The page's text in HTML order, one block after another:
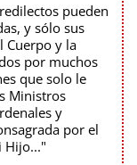
pueden
y sólo sus
Cuerpo y la
por muchos
que solo le
Ministros
y
por el
Hijo..."